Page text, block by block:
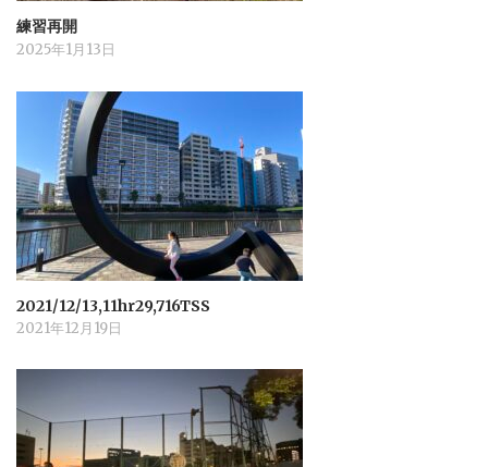
練習再開
2025年1月13日
2021/12/13,11hr29,716TSS
2021年12月19日